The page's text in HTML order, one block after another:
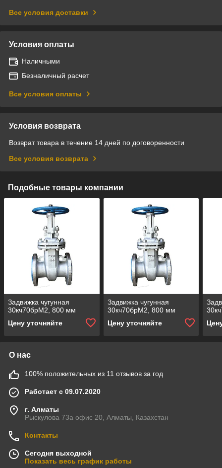
Все условия доставки
Условия оплаты
Наличными
Безналичный расчет
Все условия оплаты
Условия возврата
Возврат товара в течение 14 дней по договоренности
Все условия возврата
Подобные товары компании
Задвижка чугунная
30кч70брМ2, 800 мм
Цену уточняйте
Задвижка чугунная
30кч70брМ2, 800 мм
Цену уточняйте
О нас
100% положительных из 11 отзывов за год
Работает с 09.07.2020
г. Алматы
Рыскулова 73а офис 20, Алматы, Казахстан
Контакты
Сегодня выходной
Показать весь график работы